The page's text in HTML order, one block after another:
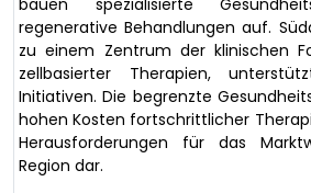
regenerative Behandlungen auf.
zu einem Zentrum der klinischen
zellbasierter Therapien,
Initiativen. Die begrenzte
hohen Kosten fortschrittlicher
Herausforderungen für das
Region dar.